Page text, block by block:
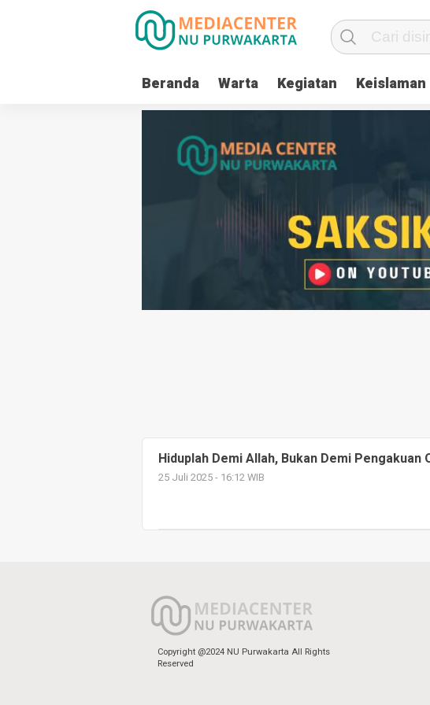
Beranda Warta Kegiatan Keislaman
Hiduplah Demi Allah, Bukan Demi Pengakuan
25 Juli 2025 - 16:12 WIB
Copyright @2024 NU Purwakarta All Rights
Reserved